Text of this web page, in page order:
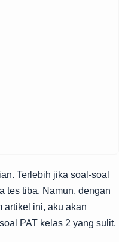
Terlebih jika soal-soal
tes tiba. Namun, dengan
artikel ini, aku akan
PAT kelas 2 yang sulit.